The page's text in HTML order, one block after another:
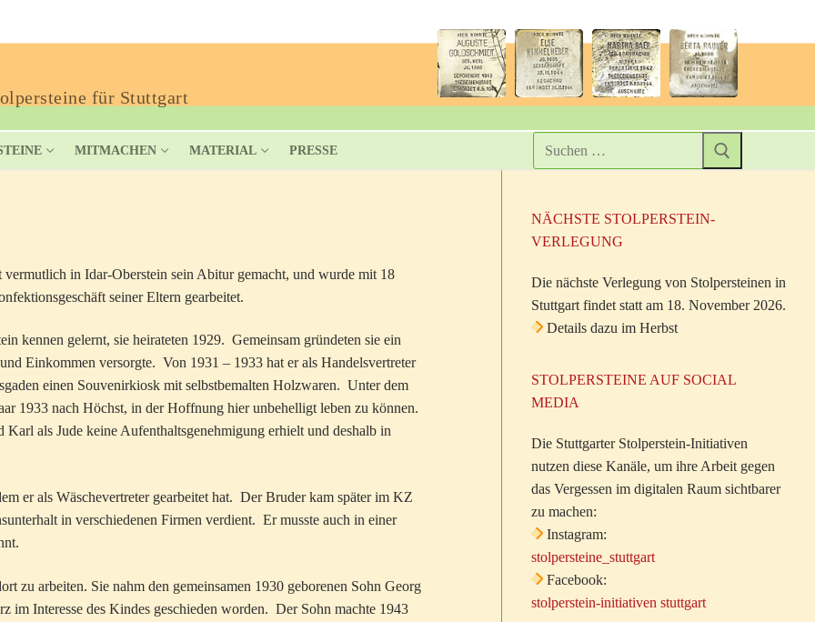
für Stuttgart
MITMACHEN MATERIAL PRESSE
in Idar-Oberstein sein Abitur gemacht, und wurde mit 18
seiner Eltern gearbeitet.
kennen gelernt, sie heirateten 1929. Gemeinsam gründeten sie ein
Einkommen versorgte. Von 1931 – 1933 hat er als Handelsvertreter
einen Souvenirkiosk mit selbstbemalten Holzwaren. Unter dem
1933 nach Höchst, in der Hoffnung hier unbehelligt leben zu können.
als Jude keine Aufenthaltsgenehmigung erhielt und deshalb in
er als Wäschevertreter gearbeitet hat. Der Bruder kam später im KZ
in verschiedenen Firmen verdient. Er musste auch in einer
zu arbeiten. Sie nahm den gemeinsamen 1930 geborenen Sohn Georg
Interesse des Kindes geschieden worden. Der Sohn machte 1943
NÄCHSTE STOLPERSTEIN-
VERLEGUNG
Die nächste Verlegung von Stolpersteinen in
Stuttgart findet statt am 18. November 2026.
Details dazu im Herbst
STOLPERSTEINE AUF SOCIAL
MEDIA
Die Stuttgarter Stolperstein-Initiativen
nutzen diese Kanäle, um ihre Arbeit gegen
das Vergessen im digitalen Raum sichtbarer
zu machen:
Instagram:
stolpersteine_stuttgart
Facebook:
stolperstein-initiativen stuttgart